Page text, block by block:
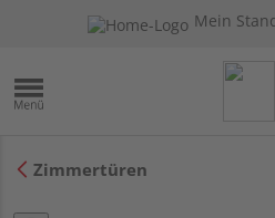
Mein
Zimmertüren